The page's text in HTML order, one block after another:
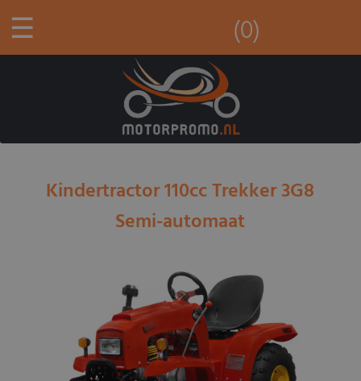
☰ (0)
Kindertractor 110cc Trekker 3G8
Semi-automaat